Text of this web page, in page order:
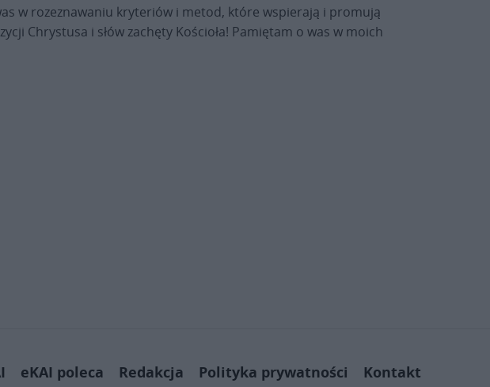
w rozeznawaniu kryteriów i metod, które wspierają i promują
Chrystusa i słów zachęty Kościoła! Pamiętam o was w moich
eKAI poleca Redakcja Polityka prywatności Kontakt